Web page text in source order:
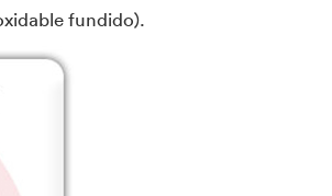
fundido).